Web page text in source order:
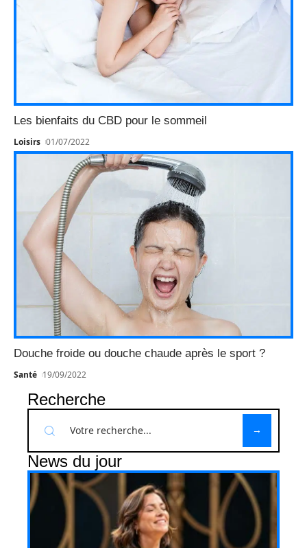
Les bienfaits du CBD pour le sommeil
Loisirs 01/07/2022
Douche froide ou douche chaude après le sport ?
Santé 19/09/2022
Recherche
News du jour